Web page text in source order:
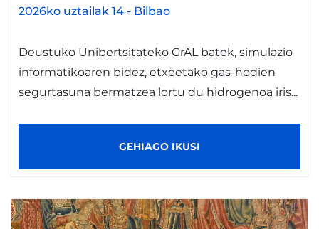
2026ko uztailak 14 - Bilbao
Deustuko Unibertsitateko GrAL batek, simulazio
informatikoaren bidez, etxeetako gas-hodien
segurtasuna bermatzea lortu du hidrogenoa iris...
GEHIAGO IKUSI